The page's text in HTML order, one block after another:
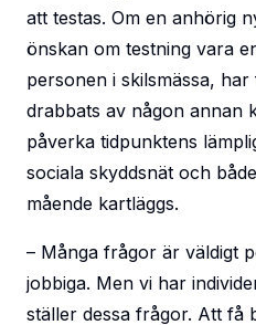
att testas. Om en anhörig
önskan om testning vara
personen i skilsmässa,
drabbats av någon annan
påverka tidpunktens
sociala skyddsnät och
mående kartläggs.
– Många frågor är väldigt
jobbiga. Men vi har
ställer dessa frågor. Att få